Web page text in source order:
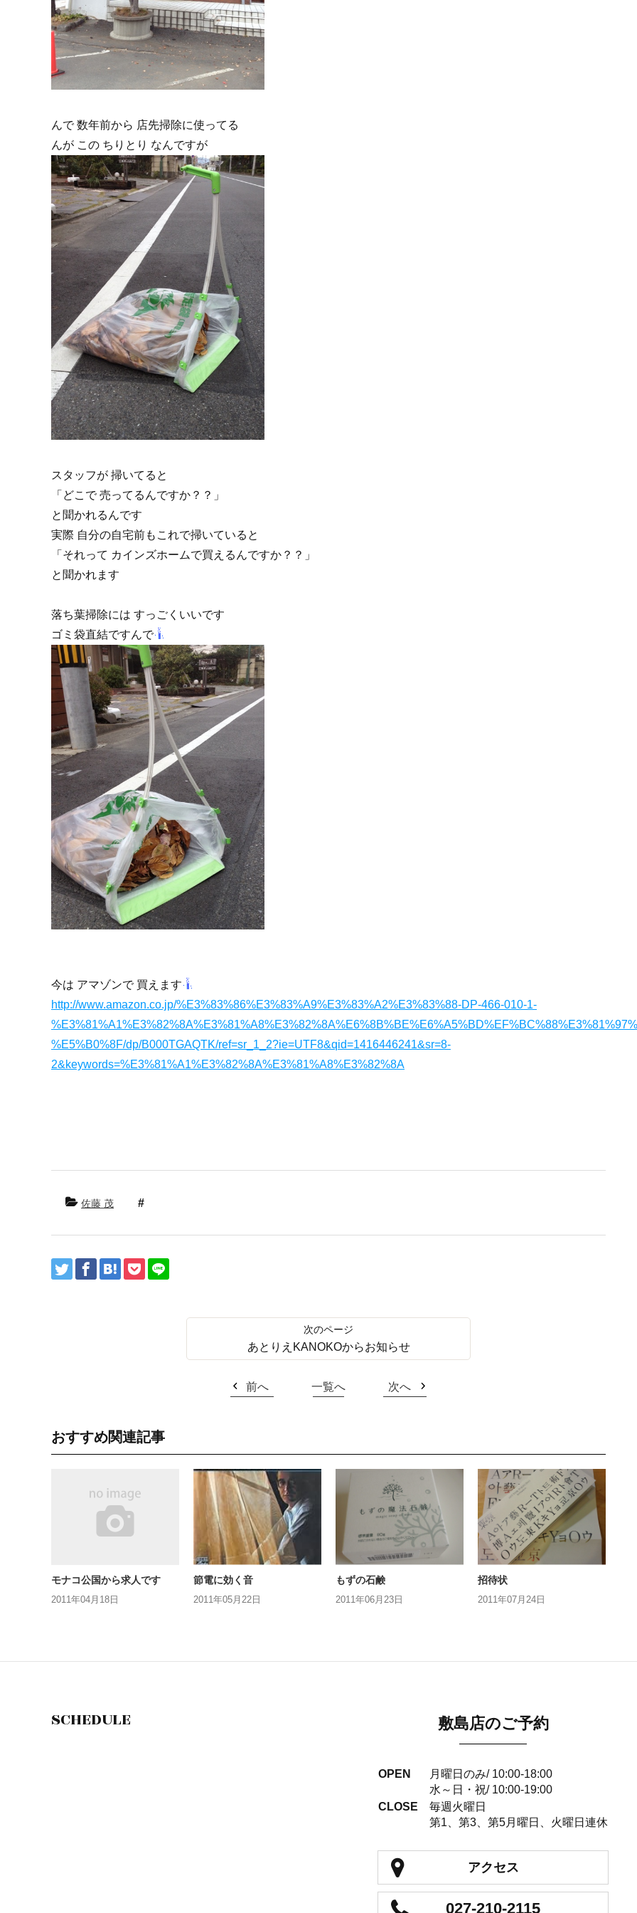
んで 数年前から 店先掃除に使ってる
んが この ちりとり なんですが
スタッフが 掃いてると
「どこで 売ってるんですか？？」
と聞かれるんです
実際 自分の自宅前もこれで掃いていると
「それって カインズホームで買えるんですか？？」
と聞かれます
落ち葉掃除には すっごくいいです
ゴミ袋直結ですんで
今は アマゾンで 買えます
http://www.amazon.co.jp/%E3%83%86%E3%83%A9%E3%83%A2%E3%83%88-DP-466-010-1-
%E5%B0%8F/dp/B000TGAQTK/ref=sr_1_2?ie=UTF8&qid=1416446241&sr=8-
2&keywords=%E3%81%A1%E3%82%8A%E3%81%A8%E3%82%8A
佐藤 茂
あとりえKANOKOからお知らせ
前へ 一覧へ 次へ
おすすめ関連記事
モナコ公国から求人です
2011年04月18日
節電に効く音
2011年05月22日
もずの石鹸
2011年06月23日
招待状
2011年07月24日
SCHEDULE 敷島店のご予約
OPEN
月曜日のみ/ 10:00-18:00
水～日・祝/ 10:00-19:00
CLOSE
毎週火曜日
第1、第3、第5月曜日、火曜日連休
アクセス
027-210-2115